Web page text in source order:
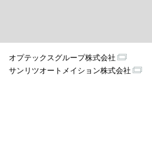
オプテックスグループ株式会社
サンリツオートメイション株式会社